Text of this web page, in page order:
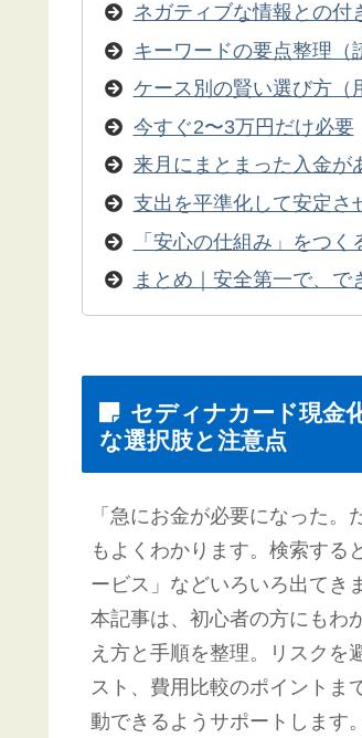
ネガティブな情報との付
キーワードの要点整理（
ケース別の賢い選び方（
今すぐ2〜3万円だけ必要
来月にまとまった入金が
支出を平準化して安定さ
「安心の仕組み」をつく
まとめ｜安全第一で、
セディナカード現金
な選択肢と注意点
「急にお金が必要になった
もよくわかります。検索する
ービス」などいろいろ出てき
本記事は、初心者の方にもわ
え方と手順を整理。リスクを
スト、費用比較のポイントま
動できるようサポートします。